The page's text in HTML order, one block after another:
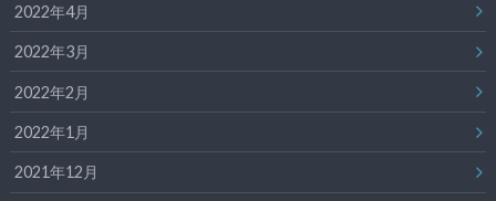
2022年4月
2022年3月
2022年2月
2022年1月
2021年12月